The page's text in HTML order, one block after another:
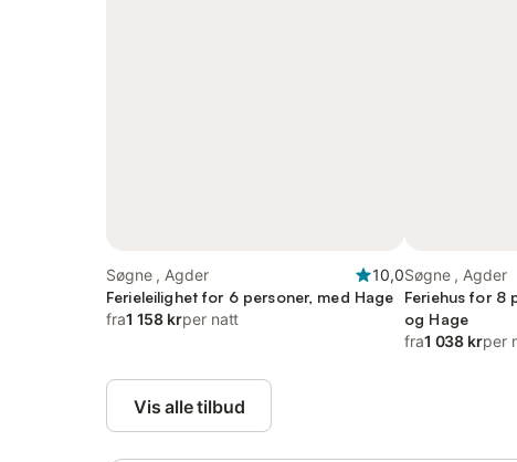
Søgne , Agder
10,0
Ferieleilighet for 6 personer, med Hage
fra1 158 krper natt
Søgne , Agder
Feriehus for 8
og Hage
fra1 038 krper
Vis alle tilbud